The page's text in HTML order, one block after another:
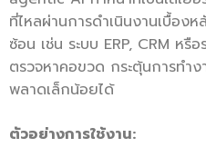
ที่ไหลผ่านการดำเนินงานเบื้อ
ซ้อน เช่น ระบบ ERP, CRM หรื
ตรวจหาคอขวด กระตุ้นการทำ
พลาดเล็กน้อยได้
ตัวอย่างการใช้งาน: